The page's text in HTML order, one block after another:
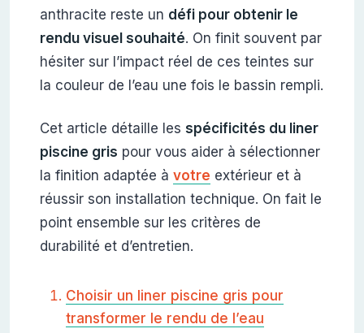
anthracite reste un défi pour obtenir le
rendu visuel souhaité. On finit souvent par
hésiter sur l’impact réel de ces teintes sur
la couleur de l’eau une fois le bassin rempli.
Cet article détaille les spécificités du liner
piscine gris pour vous aider à sélectionner
la finition adaptée à votre extérieur et à
réussir son installation technique. On fait le
point ensemble sur les critères de
durabilité et d’entretien.
Choisir un liner piscine gris pour
transformer le rendu de l’eau